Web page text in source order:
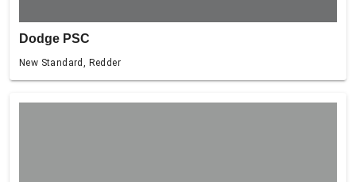
Dodge PSC
New Standard, Redder